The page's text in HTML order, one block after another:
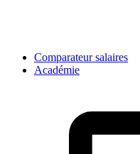
Comparateur salaires
Académie